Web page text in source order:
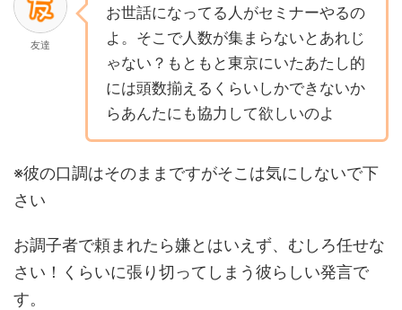
友達
お世話になってる人がセミナーやるの
よ。そこで人数が集まらないとあれじ
ゃない？もともと東京にいたあたし的
には頭数揃えるくらいしかできないか
らあんたにも協力して欲しいのよ
※彼の口調はそのままですがそこは気にしないで下
さい
お調子者で頼まれたら嫌とはいえず、むしろ任せな
さい！くらいに張り切ってしまう彼らしい発言で
す。